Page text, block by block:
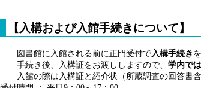
【入構および入館手続きについて】
図書館に入館される前に正門受付で 入構手続き
手続き後、入構証をお渡ししますので、 学内で
入館の際は 入構証と紹介状（所蔵調査の回答書